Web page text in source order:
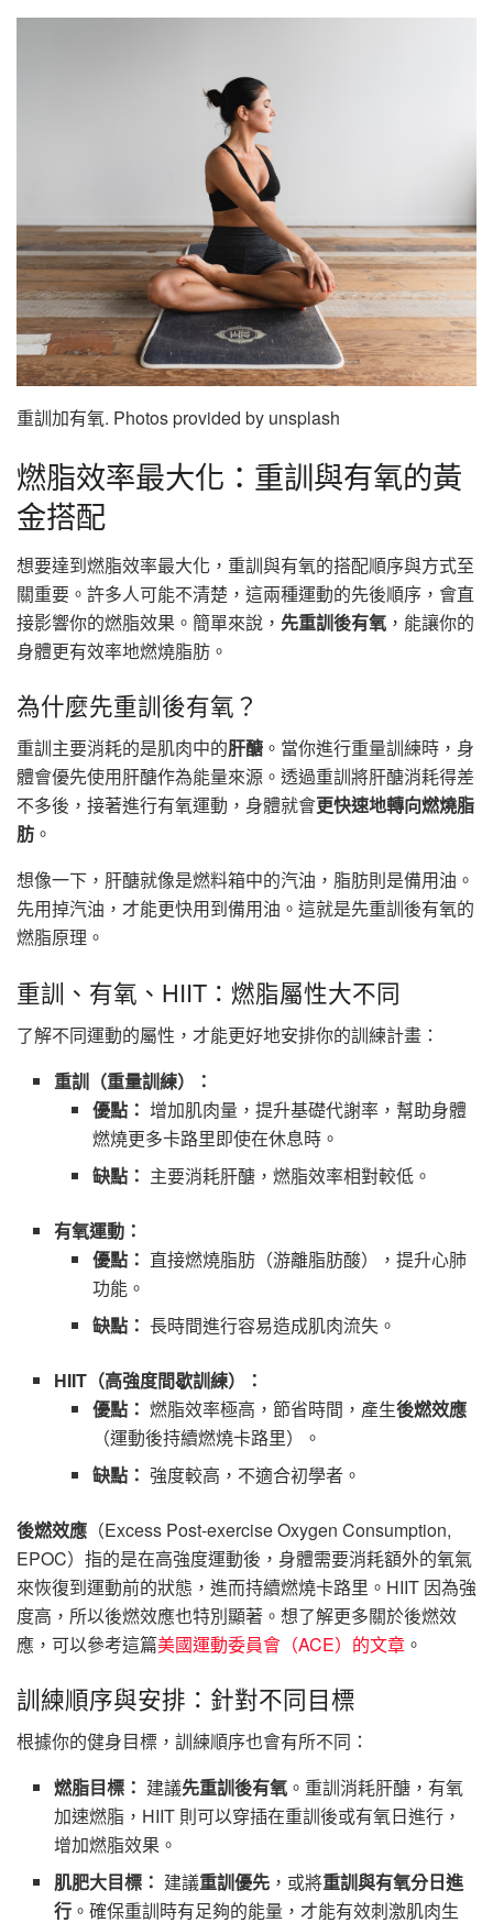
重訓加有氧. Photos provided by unsplash
燃脂效率最大化：重訓與有氧的黃
金搭配
想要達到燃脂效率最大化，重訓與有氧的搭配順序與方式至
關重要。許多人可能不清楚，這兩種運動的先後順序，會直
接影響你的燃脂效果。簡單來說， 先重訓後有氧 ，能讓你的
身體更有效率地燃燒脂肪。
為什麼先重訓後有氧？
重訓主要消耗的是肌肉中的肝醣 。當你進行重量訓練時，身
體會優先使用肝醣作為能量來源。透過重訓將肝醣消耗得差
不多後，接著進行有氧運動，身體就會更快速地轉向燃燒脂
肪 。
想像一下，肝醣就像是燃料箱中的汽油，脂肪則是備用油。
先用掉汽油，才能更快用到備用油。這就是先重訓後有氧的
燃脂原理。
重訓、有氧、HIIT：燃脂屬性大不同
了解不同運動的屬性，才能更好地安排你的訓練計畫：
重訓（重量訓練）：
優點： 增加肌肉量，提升基礎代謝率，幫助身體
燃燒更多卡路里即使在休息時。
缺點： 主要消耗肝醣，燃脂效率相對較低。
有氧運動：
優點： 直接燃燒脂肪（游離脂肪酸），提升心肺
功能。
缺點： 長時間進行容易造成肌肉流失。
HIIT（高強度間歇訓練）：
優點： 燃脂效率極高，節省時間，產生後燃效應
（運動後持續燃燒卡路里）。
缺點： 強度較高，不適合初學者。
後燃效應 （Excess Post-exercise Oxygen Consumption,
EPOC）指的是在高強度運動後，身體需要消耗額外的氧氣
來恢復到運動前的狀態，進而持續燃燒卡路里。HIIT 因為強
度高，所以後燃效應也特別顯著。想了解更多關於後燃效
應，可以參考這篇美國運動委員會（ACE）的文章 。
訓練順序與安排：針對不同目標
根據你的健身目標，訓練順序也會有所不同：
燃脂目標： 建議先重訓後有氧 。重訓消耗肝醣，有氧
加速燃脂，HIIT 則可以穿插在重訓後或有氧日進行，
增加燃脂效果。
肌肥大目標： 建議重訓優先 ，或將重訓與有氧分日進
行 。確保重訓時有足夠的能量，才能有效刺激肌肉生